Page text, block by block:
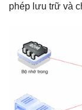
phép lưu trữ và